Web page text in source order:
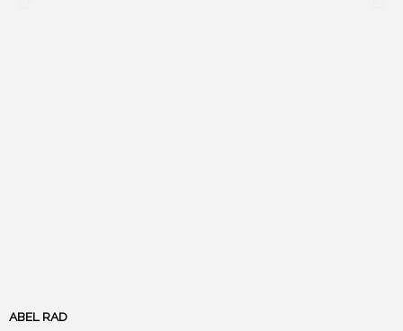
ABEL RAD